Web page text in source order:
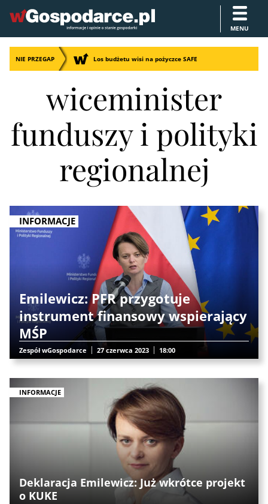
MENU
NIE PRZEGAP Los budżetu wisi na pożyczce SAFE
wiceminister
funduszy i polityki
regionalnej
INFORMACJE
Emilewicz: PFR przygotuje
instrument finansowy wspierający
MŚP
Zespół wGospodarce 27 czerwca 2023 18:00
INFORMACJE
Deklaracja Emilewicz: Już wkrótce projekt
o KUKE